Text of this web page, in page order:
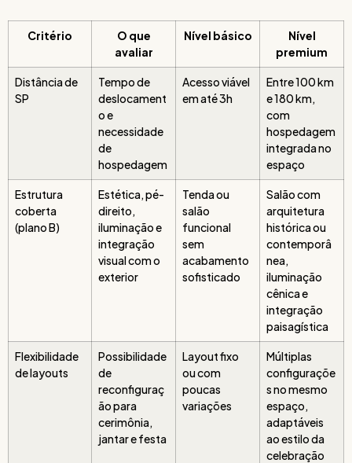
Critério
O que
avaliar
Nível básico
Nível
premium
Distância de
SP
Tempo de
deslocament
o e
necessidade
de
hospedagem
Acesso viável
em até 3h
Entre 100 km
e 180 km,
com
hospedagem
integrada no
espaço
Estrutura
coberta
(plano B)
Estética, pé-
direito,
iluminação e
integração
visual com o
exterior
Tenda ou
salão
funcional
sem
acabamento
sofisticado
Salão com
arquitetura
histórica ou
contemporâ
nea,
iluminação
cênica e
integração
paisagística
Flexibilidade
de layouts
Possibilidade
de
reconfiguraç
ão para
cerimônia,
jantar e festa
Layout fixo
ou com
poucas
variações
Múltiplas
configuraçõe
s no mesmo
espaço,
adaptáveis
ao estilo da
celebração